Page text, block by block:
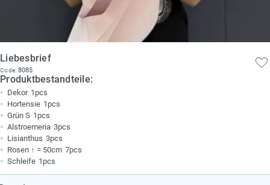
Liebesbrief
Code: 8085
Produktbestandteile:
Dekor 1pcs
Hortensie 1pcs
Grün S 1pcs
Alstroemeria 3pcs
Lisianthus 3pcs
Rosen ↑ = 50cm 7pcs
Schleife 1pcs